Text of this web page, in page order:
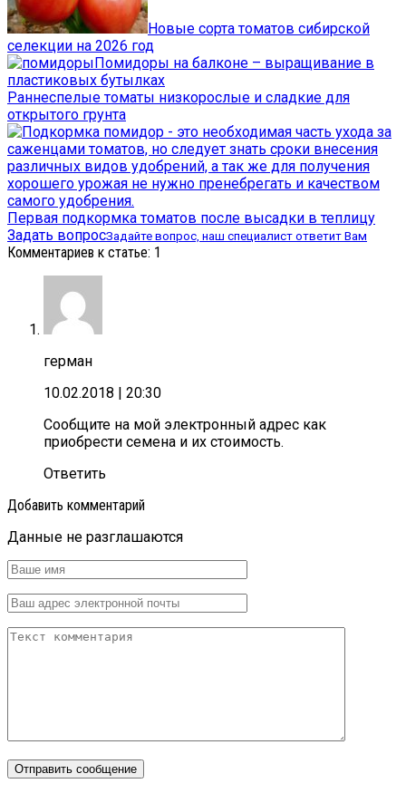
Новые сорта томатов сибирской
селекции на 2026 год
Помидоры на балконе – выращивание в
пластиковых бутылках
Раннеспелые томаты низкорослые и сладкие для
открытого грунта
Первая подкормка томатов после высадки в теплицу
Задать вопросЗадайте вопрос, наш специалист ответит Вам
Комментариев к статье: 1
герман
10.02.2018 | 20:30
Сообщите на мой электронный адрес как
приобрести семена и их стоимость.
Ответить
Добавить комментарий
Данные не разглашаются